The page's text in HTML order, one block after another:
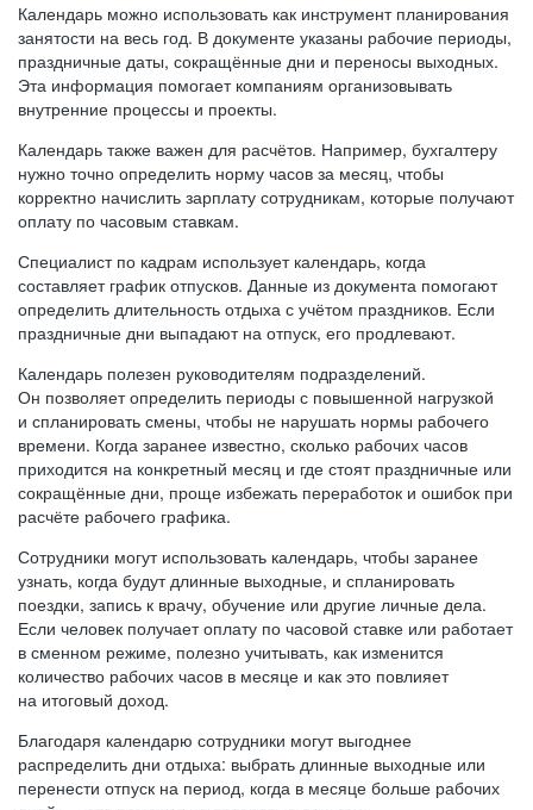
Календарь можно использовать как инструмент планирования
занятости на весь год. В документе указаны рабочие периоды,
праздничные даты, сокращённые дни и переносы выходных.
Эта информация помогает компаниям организовывать
внутренние процессы и проекты.
Календарь также важен для расчётов. Например, бухгалтеру
нужно точно определить норму часов за месяц, чтобы
корректно начислить зарплату сотрудникам, которые получают
оплату по часовым ставкам.
Специалист по кадрам использует календарь, когда
составляет график отпусков. Данные из документа помогают
определить длительность отдыха с учётом праздников. Если
праздничные дни выпадают на отпуск, его продлевают.
Календарь полезен руководителям подразделений.
Он позволяет определить периоды с повышенной нагрузкой
и спланировать смены, чтобы не нарушать нормы рабочего
времени. Когда заранее известно, сколько рабочих часов
приходится на конкретный месяц и где стоят праздничные или
сокращённые дни, проще избежать переработок и ошибок при
расчёте рабочего графика.
Сотрудники могут использовать календарь, чтобы заранее
узнать, когда будут длинные выходные, и спланировать
поездки, запись к врачу, обучение или другие личные дела.
Если человек получает оплату по часовой ставке или работает
в сменном режиме, полезно учитывать, как изменится
количество рабочих часов в месяце и как это повлияет
на итоговый доход.
Благодаря календарю сотрудники могут выгоднее
распределить дни отдыха: выбрать длинные выходные или
перенести отпуск на период, когда в месяце больше рабочих